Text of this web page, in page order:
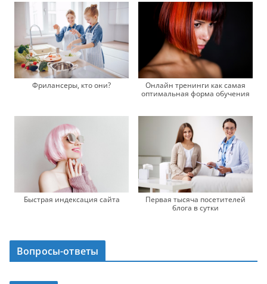
Фрилансеры, кто они?
Онлайн тренинги как самая
оптимальная форма обучения
Быстрая индексация сайта
Первая тысяча посетителей
блога в сутки
Вопросы-ответы